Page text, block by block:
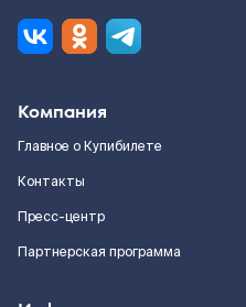
Компания
Главное о Купибилете
Контакты
Пресс-центр
Партнерская программа